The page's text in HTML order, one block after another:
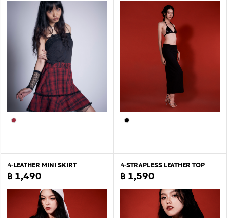
A̴ LEATHER MINI SKIRT
฿ 1,490
A̴ STRAPLESS LEATHER TOP
฿ 1,590